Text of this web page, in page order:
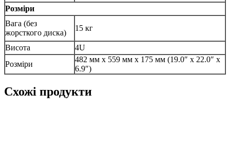
Розміри
Вага (без
жорсткого диска)
15 кг
Висота
4U
Розміри
482 мм x 559 мм x 175 мм (19.0″ x 22.0″ x
6.9″)
Схожі продукти